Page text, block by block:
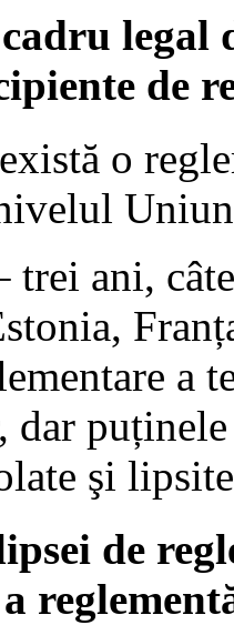
legal
de
o
ani,
a
şi
de